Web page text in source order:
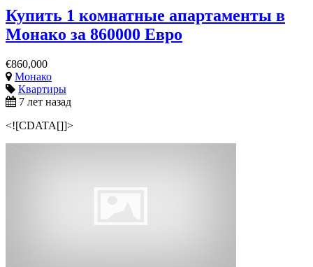
Купить 1 комнатные апартаменты в
Монако за 860000 Евро
€860,000
Монако
Квартиры
7 лет назад
<![CDATA[]]>